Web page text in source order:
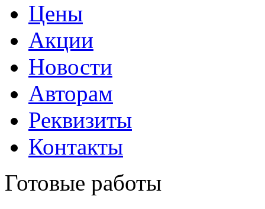
Цены
Акции
Новости
Авторам
Реквизиты
Контакты
Готовые работы